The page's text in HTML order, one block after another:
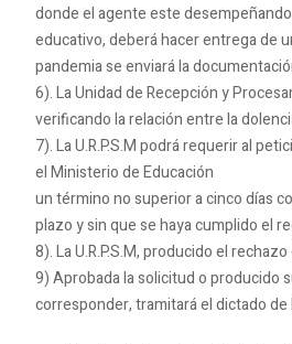
donde el agente este
educativo, deberá hacer entrega de
pandemia se enviará la
6). La Unidad de Recepción y
verificando la relación entre la
7). La U.R.P.S.M podrá requerir al
el Ministerio de Educación
un término no superior a cinco días
plazo y sin que se haya cumplido el
8). La U.R.P.S.M, producido el
9) Aprobada la solicitud o producido
corresponder,
10). El